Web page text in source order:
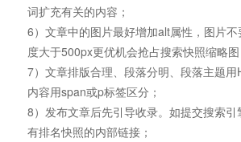
词扩充有关的内容；
6）文章中的图片最好增加alt属性，图片
度大于500px更优机会抢占搜索快照缩略图
7）文章排版合理、段落分明、段落主题用
内容用span或p标签区分；
8）发布文章后先引导收录。如提交搜索
有排名快照的内部链接；